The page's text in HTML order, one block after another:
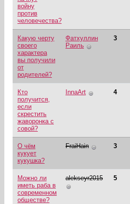
войну
против
человечества?
Какую черту
своего
характера
вы получили
от
родителей?
Фатхуллин
Раиль
3
Кто
получится,
если
скрестить
жаворонка с
совой?
InnaArt 4
О чём
кукует
кукушка?
FraiHain 3
Можно ли
иметь раба в
современном
обществе?
alekseyr2015 5